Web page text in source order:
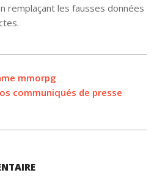
remplaçant les fausses données
mmorpg
communiqués de presse